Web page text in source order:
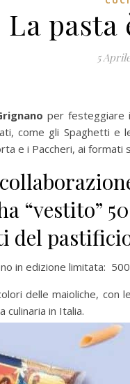
La pasta
5
per festeggiare
come gli Spaghetti e
e i Paccheri, ai formati
“vestito”
del
in edizione limitata:
delle maioliche, con
culinaria in Italia.